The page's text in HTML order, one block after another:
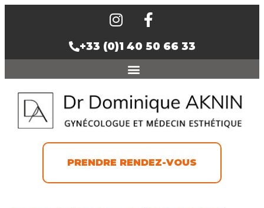
+33 (0)1 40 50 66 33
PRENDRE RENDEZ-VOUS